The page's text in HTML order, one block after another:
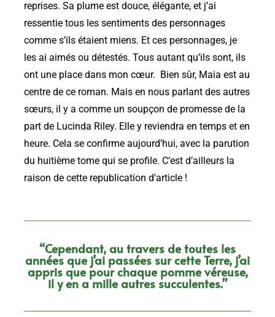
reprises. Sa plume est douce, élégante, et j’ai
ressentie tous les sentiments des personnages
comme s’ils étaient miens. Et ces personnages, je
les ai aimés ou détestés. Tous autant qu’ils sont, ils
ont une place dans mon cœur. Bien sûr, Maia est au
centre de ce roman. Mais en nous parlant des autres
sœurs, il y a comme un soupçon de promesse de la
part de Lucinda Riley. Elle y reviendra en temps et en
heure. Cela se confirme aujourd’hui, avec la parution
du huitième tome qui se profile. C’est d’ailleurs la
raison de cette republication d’article !
“Cependant, au travers de toutes les
années que j’ai passées sur cette Terre, j’ai
appris que pour chaque pomme véreuse,
il y en a mille autres succulentes.”